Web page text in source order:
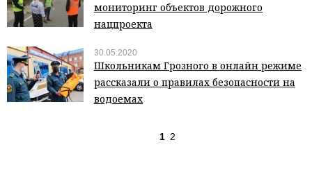
мониторинг объектов дорожного
нацпроекта
30.05.2020
Школьникам Грозного в онлайн режиме
рассказали о правилах безопасности на
водоемах
1 2